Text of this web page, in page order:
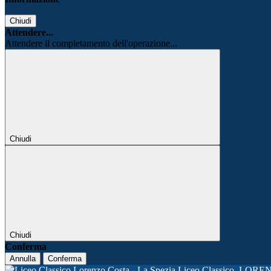
Chiudi
Attendere...
Attendere il completamento dell'operazione...
Chiudi
Chiudi
Conferma
Annulla Conferma